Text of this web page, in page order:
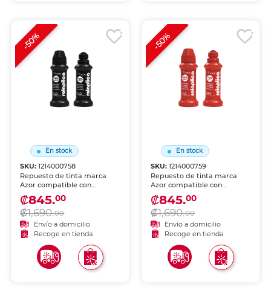
En stock
SKU:1214000758
Repuesto de tinta marca
Azor compatible con
bolígrafos y rollerballs
originales. Mantén tu
instrumento favorito con la
misma calidad de escritura.
₡845.00
₡1,690.00
Envío a domicilio
Recoge en tienda
-50%
En stock
SKU: 1214000759
Repuesto de tinta marca
Azor compatible con
bolígrafos y rollerballs
originales. Mantén tu
instrumento favorito con la
misma calidad de escritura.
₡845.00
₡1,690.00
Envío a domicilio
Recoge en tienda
-50%